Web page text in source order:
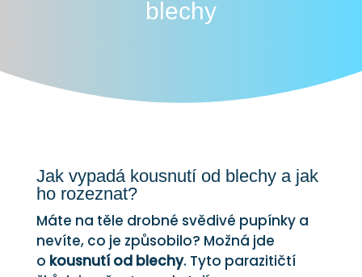
blechy
Jak vypadá kousnutí od blechy a jak
ho rozeznat?
Máte na těle drobné svědivé pupínky a
nevíte, co je způsobilo? Možná jde
o kousnutí od blechy. Tyto parazitičtí